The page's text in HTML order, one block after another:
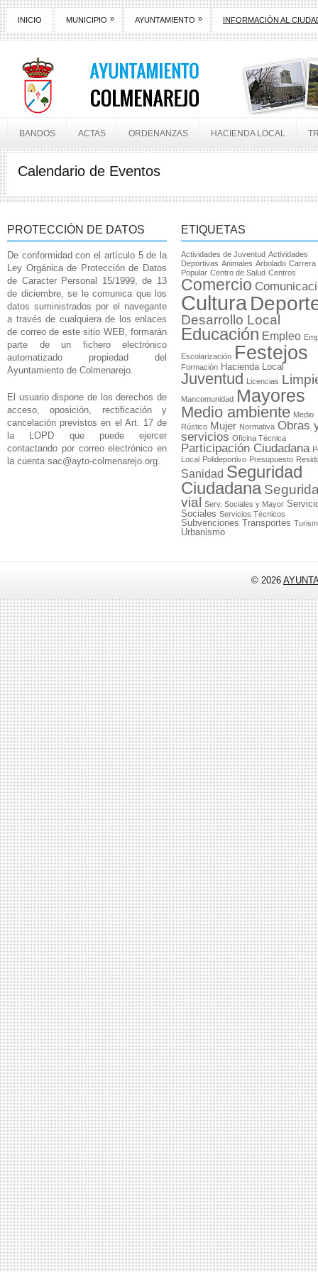
INICIO MUNICIPIO » AYUNTAMIENTO » INFORMACIÓN AL
BANDOS ACTAS ORDENANZAS HACIENDA LOCAL
Calendario de Eventos
PROTECCIÓN DE DATOS
De conformidad con el artículo 5 de la
Ley Orgánica de Protección de Datos
de Caracter Personal 15/1999, de 13
de diciembre, se le comunica que los
datos suministrados por el navegante
a través de cualquiera de los enlaces
de correo de este sitio WEB, formarán
parte de un fichero electrónico
automatizado propiedad del
Ayuntamiento de Colmenarejo.
El usuario dispone de los derechos de
acceso, oposición, rectificación y
cancelación previstos en el Art. 17 de
la LOPD que puede ejercer
contactando por correo electrónico en
la cuenta sac@ayto-colmenarejo.org.
ETIQUETAS
Actividades de Juventud Actividades
Deportivas Animales Arbolado Carrera
Popular Centro de Salud Centros
Comercio
Cultura
Desarrollo Local
Educación Empleo
Escolarización Festejos
Formación Hacienda Local
Juventud Licencias
Mancomunidad Mayores
Medio ambiente Medio
Rústico Mujer Normativa Obras
servicios Oficina Técnica
Participación Ciudadana
Local Polideportivo Presupuesto
Sanidad Seguridad
Ciudadana
vial
Serv. Sociales y Mayor
Sociales Servicios Técnicos
Subvenciones Transportes
Urbanismo
© 2026